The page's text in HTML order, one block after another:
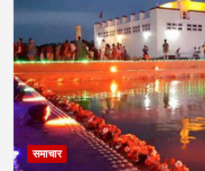
समाचार